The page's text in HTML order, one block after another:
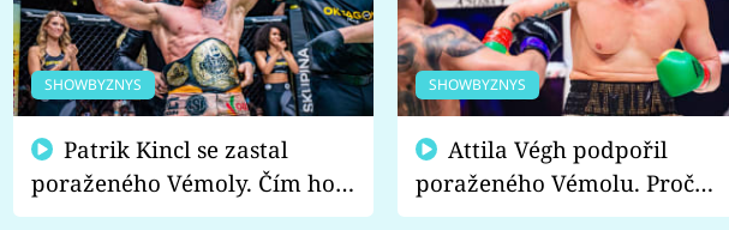
SHOWBYZNYS
poraženého Vémoly. Čím ho
fanoušci naštvali?
SHOWBYZNYS
poraženého Vémolu. Proč
chce raději zápasit s ním než